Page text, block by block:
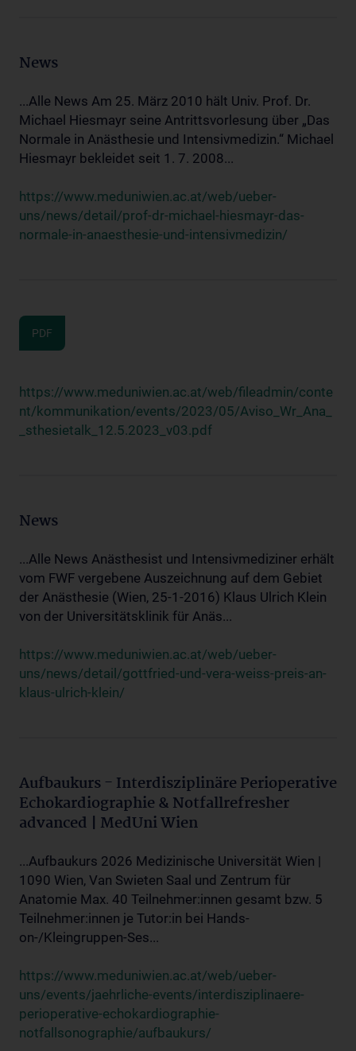
News
...Alle News Am 25. März 2010 hält Univ. Prof. Dr.
Michael Hiesmayr seine Antrittsvorlesung über „Das
Normale in Anästhesie und Intensivmedizin.“ Michael
Hiesmayr bekleidet seit 1. 7. 2008...
https://www.meduniwien.ac.at/web/ueber-
uns/news/detail/prof-dr-michael-hiesmayr-das-
normale-in-anaesthesie-und-intensivmedizin/
PDF
https://www.meduniwien.ac.at/web/fileadmin/conte
nt/kommunikation/events/2023/05/Aviso_Wr_Ana_
_sthesietalk_12.5.2023_v03.pdf
News
...Alle News Anästhesist und Intensivmediziner erhält
vom FWF vergebene Auszeichnung auf dem Gebiet
der Anästhesie (Wien, 25-1-2016) Klaus Ulrich Klein
von der Universitätsklinik für Anäs...
https://www.meduniwien.ac.at/web/ueber-
uns/news/detail/gottfried-und-vera-weiss-preis-an-
klaus-ulrich-klein/
Aufbaukurs - Interdisziplinäre Perioperative
Echokardiographie & Notfallrefresher
advanced | MedUni Wien
...Aufbaukurs 2026 Medizinische Universität Wien |
1090 Wien, Van Swieten Saal und Zentrum für
Anatomie Max. 40 Teilnehmer:innen gesamt bzw. 5
Teilnehmer:innen je Tutor:in bei Hands-
on-/Kleingruppen-Ses...
https://www.meduniwien.ac.at/web/ueber-
uns/events/jaehrliche-events/interdisziplinaere-
perioperative-echokardiographie-
notfallsonographie/aufbaukurs/